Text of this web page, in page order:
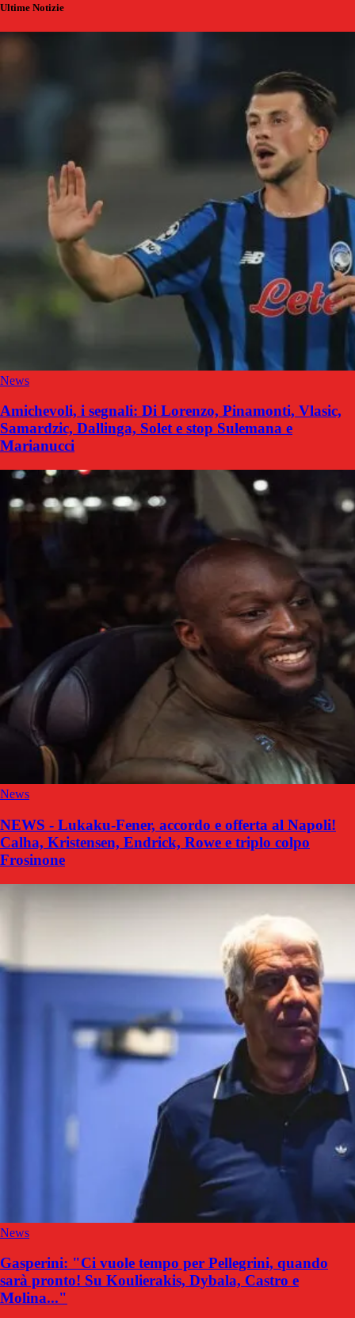
Ultime Notizie
News
Amichevoli, i segnali: Di Lorenzo, Pinamonti, Vlasic,
Samardzic, Dallinga, Solet e stop Sulemana e
Marianucci
News
NEWS - Lukaku-Fener, accordo e offerta al Napoli!
Calha, Kristensen, Endrick, Rowe e triplo colpo
Frosinone
News
Gasperini: "Ci vuole tempo per Pellegrini, quando
sarà pronto! Su Koulierakis, Dybala, Castro e
Molina..."